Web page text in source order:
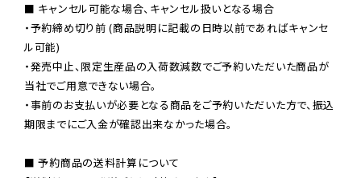
■ キャンセル可能な場合、キャンセル扱いとなる場合
・予約締め切り前 (商品説明に記載の日時以前であればキャンセ
ル可能)
・発売中止、限定生産品の入荷数減数でご予約いただいた商品が
当社でご用意できない場合。
・事前のお支払いが必要となる商品をご予約いただいた方で、振込
期限までにご入金が確認出来なかった場合。
■ 予約商品の送料計算について